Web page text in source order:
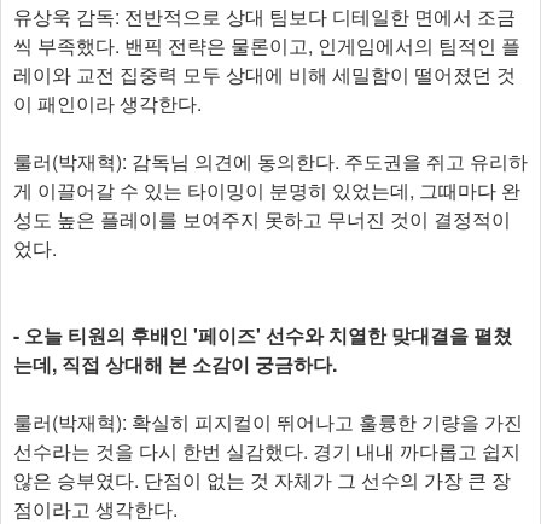
유상욱 감독: 전반적으로 상대 팀보다 디테일한 면에서 조금
씩 부족했다. 밴픽 전략은 물론이고, 인게임에서의 팀적인 플
레이와 교전 집중력 모두 상대에 비해 세밀함이 떨어졌던 것
이 패인이라 생각한다.
룰러(박재혁): 감독님 의견에 동의한다. 주도권을 쥐고 유리하
게 이끌어갈 수 있는 타이밍이 분명히 있었는데, 그때마다 완
성도 높은 플레이를 보여주지 못하고 무너진 것이 결정적이
었다.
- 오늘 티원의 후배인 '페이즈' 선수와 치열한 맞대결을 펼쳤
는데, 직접 상대해 본 소감이 궁금하다.
룰러(박재혁): 확실히 피지컬이 뛰어나고 훌륭한 기량을 가진
선수라는 것을 다시 한번 실감했다. 경기 내내 까다롭고 쉽지
않은 승부였다. 단점이 없는 것 자체가 그 선수의 가장 큰 장
점이라고 생각한다.